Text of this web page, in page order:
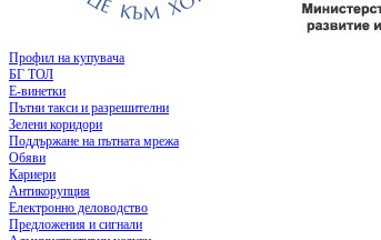
Профил на купувача
БГ ТОЛ
Е-винетки
Пътни такси и разрешителни
Зелени коридори
Поддържане на пътната мрежа
Обяви
Кариери
Антикорупция
Електронно деловодство
Предложения и сигнали